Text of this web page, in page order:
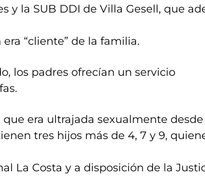
y la SUB DDI de Villa Gesell, que
“cliente” de la familia.
los padres ofrecían un servicio
que era ultrajada sexualmente desde
tres hijos más de 4, 7 y 9,
La Costa y a disposición de la